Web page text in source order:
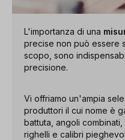
L'importanza di una
precise non può essere
scopo, sono
precisione.
Vi offriamo un'ampia
produttori il cui nome è
battuta, angoli combinati,
righelli e calibri